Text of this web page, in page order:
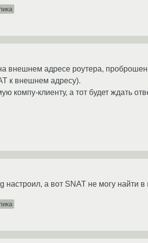
внешнем адресе роутера,
к внешнем адресу).
компу-клиенту, а тот будет ждать
настроил, а вот SNAT не могу найти